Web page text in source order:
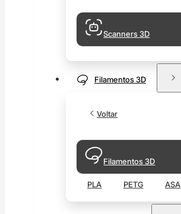
Scanners 3D
Filamentos 3D
Voltar
Filamentos 3D
PLA PETG ASA